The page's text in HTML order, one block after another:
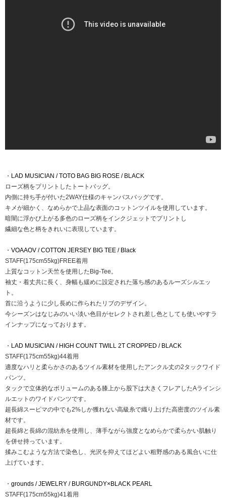
・ LAD MUSICIAN / TOTO BAG BIG ROSE / BLACK
ローズ柄をプリントしたトートバッグ。
内側に持ち手が付いた2WAY仕様のキャンバスバッグです。
キメが細かく、なめらかで上品な表面のコットンツイルを使用しています。
暗闇に浮かび上がる多色のローズ柄をインクジェットでプリントし
繊細な色と柄をきれいに表現しています。
・ VOAAOV / COTTON JERSEY BIG TEE / Black
STAFF(175cm55kg)FREE着用
上質なコットン天竺を使用したBig-Tee。
袖丈・着丈共に長く、身幅も緩めに設定された落ち感のあるルーズシルエッ
ト。
首に沿うように少し長めに作られたリブのデザイン。
今シーズンはなじみのいい淡い色目がセレクトされ差し色としても使いやすラ
インナップになっております。
・ LAD MUSICIAN / HIGH COUNT TWILL 2T CROPPED / BLACK
STAFF(175cm55kg)44着用
適度なハリと柔らかさのあるツイル素材を使用したアンクル丈の2タックワイド
パンツ。
タックで立体的なボリュームのある膝上から股下は大きくフレアしたAラインシ
ルエットのワイドパンツです。
超長綿スーピマの中でも2%しか獲れない高級糸で織り上げた高密度のツイル素
材です。
超長綿と長綿の混紡糸を使用し、薄手ながら強度となめらかで柔らかい肌触り
を併せ持っています。
揉みこむような方法で染色し、光沢を抑えてほどよい粗野感のある風合いに仕
上げています。
・ grounds / JEWELRY / BURGUNDY×BLACK PEARL
STAFF(175cm55kg)41着用